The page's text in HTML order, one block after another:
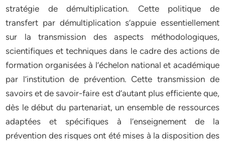
stratégie de démultiplication. Cette politique de
transfert par démultiplication s’appuie essentiellement
sur la transmission des aspects méthodologiques,
scientifiques et techniques dans le cadre des actions de
formation organisées à l’échelon national et académique
par l’institution de prévention. Cette transmission de
savoirs et de savoir-faire est d’autant plus efficiente que,
dès le début du partenariat, un ensemble de ressources
adaptées et spécifiques à l’enseignement de la
prévention des risques ont été mises à la disposition des